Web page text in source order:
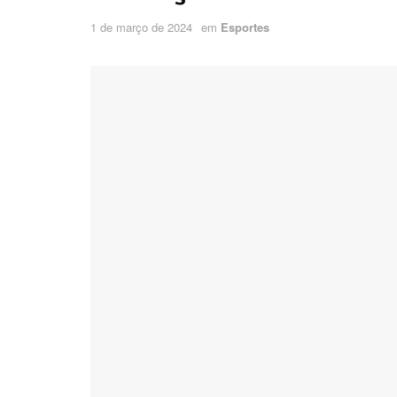
1 de março de 2024 em Esportes